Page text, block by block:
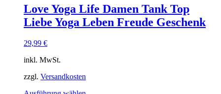
mehrere
Varianten
auf.
Love Yoga Life Damen Tank Top
Liebe Yoga Leben Freude Geschenk
29,99 €
inkl. MwSt.
zzgl. Versandkosten